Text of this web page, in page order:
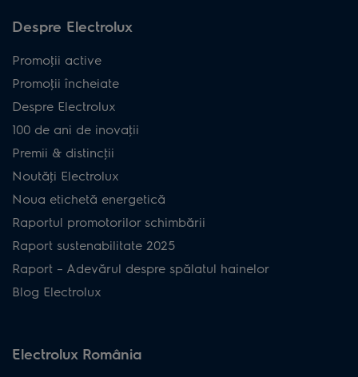
Despre Electrolux
Promoţii active
Promoţii încheiate
Despre Electrolux
100 de ani de inovaţii
Premii & distincţii
Noutăţi Electrolux
Noua etichetă energetică
Raportul promotorilor schimbării
Raport sustenabilitate 2025
Raport – Adevărul despre spălatul hainelor
Blog Electrolux
Electrolux România